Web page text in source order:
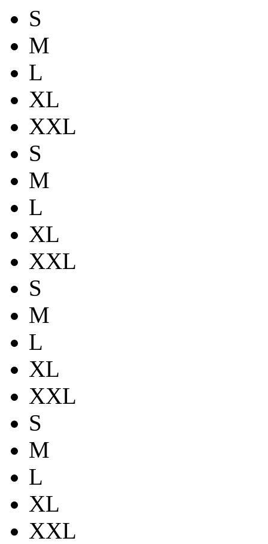
S
M
L
XL
XXL
S
M
L
XL
XXL
S
M
L
XL
XXL
S
M
L
XL
XXL